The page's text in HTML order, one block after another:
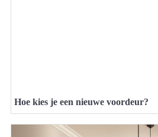
Hoe kies je een nieuwe voordeur?